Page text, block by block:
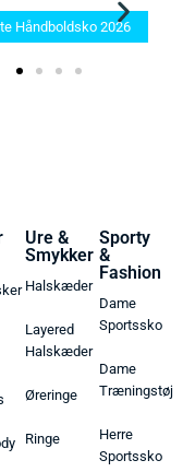
Håndboldsko 2026
Ure &
Smykker
Halskæder
Layered
Halskæder
Øreringe
Ringe
Sporty
&
Fashion
Dame
Sportssko
Dame
Træningstøj
Herre
Sportssko